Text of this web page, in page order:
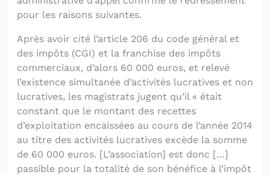
pour les raisons suivantes.
Après avoir cité l’article 206 du code général et
des impôts (CGI) et la franchise des impôts
commerciaux, d’alors 60 000 euros, et relevé
l’existence simultanée d’activités lucratives et non
lucratives, les magistrats jugent qu’il « était
constant que le montant des recettes
d’exploitation encaissées au cours de l’année 2014
au titre des activités lucratives excède la somme
de 60 000 euros. [L’association] est donc […]
passible pour la totalité de son bénéfice à l’impôt